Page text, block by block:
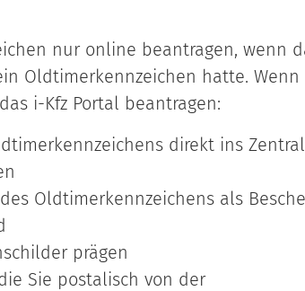
nur online beantragen, wenn
Oldtimerkennzeichen hatte. Wenn
i-Kfz Portal beantragen:
direkt ins
Oldtimerkennzeichens als
prägen
Sie postalisch von der